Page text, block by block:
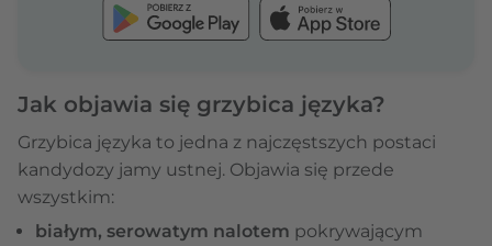
Jak objawia się grzybica języka?
Grzybica języka to jedna z najczęstszych postaci
kandydozy jamy ustnej. Objawia się przede
wszystkim:
białym, serowatym nalotem pokrywającym